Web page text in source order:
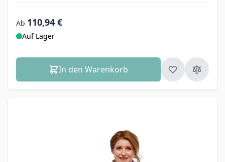
Ab 110,94 €
Auf Lager
In den Warenkorb